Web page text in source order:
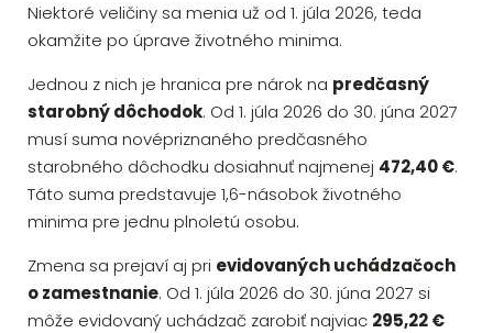
Niektoré veličiny sa menia už od 1. júla 2026, teda
okamžite po úprave životného minima.
Jednou z nich je hranica pre nárok na predčasný
starobný dôchodok. Od 1. júla 2026 do 30. júna 2027
musí suma novépriznaného predčasného
starobného dôchodku dosiahnuť najmenej 472,40 €.
Táto suma predstavuje 1,6-násobok životného
minima pre jednu plnoletú osobu.
Zmena sa prejaví aj pri evidovaných uchádzačoch
o zamestnanie. Od 1. júla 2026 do 30. júna 2027 si
môže evidovaný uchádzač zarobiť najviac 295,22 €